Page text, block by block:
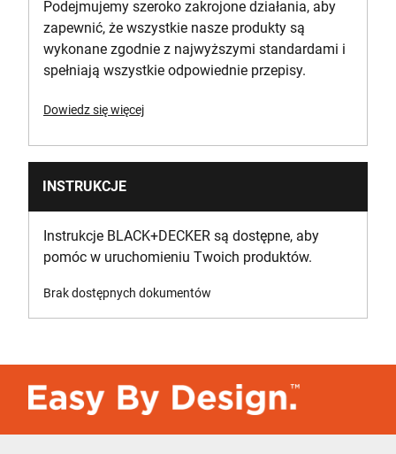
Podejmujemy szeroko zakrojone działania, aby
zapewnić, że wszystkie nasze produkty są
wykonane zgodnie z najwyższymi standardami i
spełniają wszystkie odpowiednie przepisy.
Dowiedz się więcej
INSTRUKCJE
Instrukcje BLACK+DECKER są dostępne, aby
pomóc w uruchomieniu Twoich produktów.
Brak dostępnych dokumentów